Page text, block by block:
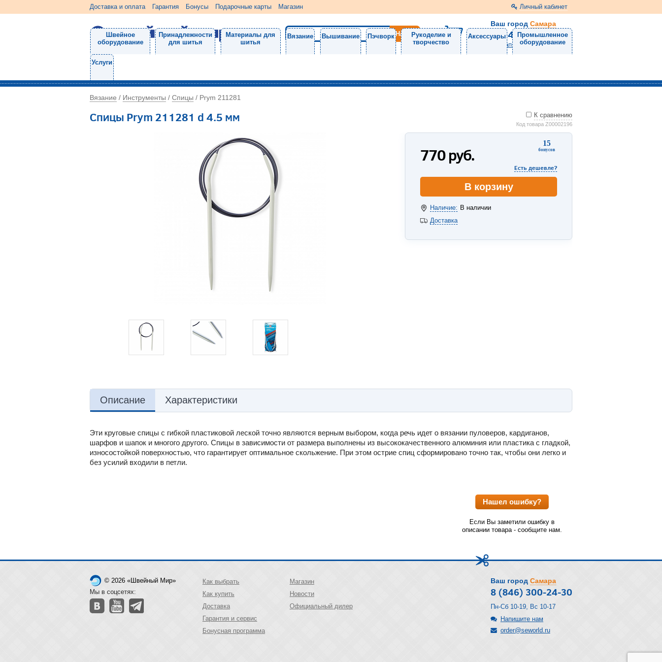
Доставка и оплата Гарантия Бонусы Подарочные карты Магазин Личный кабинет
Ваш город Самара
8 (846) 300-24-30
Напишите нам
Швейное
оборудование
Принадлежности
для шитья
Материалы для
шитья
Вязание Вышивание Пэчворк
Рукоделие и
творчество
Аксессуары
Промышленное
оборудование
Услуги
Вязание / Инструменты / Спицы / Prym 211281
Спицы Prym 211281 d 4.5 мм К сравнению
Код товара Z00002196
15
бонусов
770руб.
Есть дешевле?
В корзину
Наличие: В наличии
Доставка
Описание Характеристики
Эти круговые спицы с гибкой пластиковой леской точно являются верным выбором, когда речь идет о вязании пуловеров, кардиганов,
шарфов и шапок и многого другого. Спицы в зависимости от размера выполнены из высококачественного алюминия или пластика с гладкой,
износостойкой поверхностью, что гарантирует оптимальное скольжение. При этом острие спиц сформировано точно так, чтобы они легко и
без усилий входили в петли.
Нашел ошибку?
Если Вы заметили ошибку в
описании товара - сообщите нам.
© 2026 «Швейный Мир»
Мы в соцсетях:
Как выбрать
Как купить
Доставка
Гарантия и сервис
Бонусная программа
Магазин
Новости
Официальный дилер
Ваш город Самара
8 (846) 300-24-30
Пн-Сб 10-19, Вс 10-17
Напишите нам
order@seworld.ru